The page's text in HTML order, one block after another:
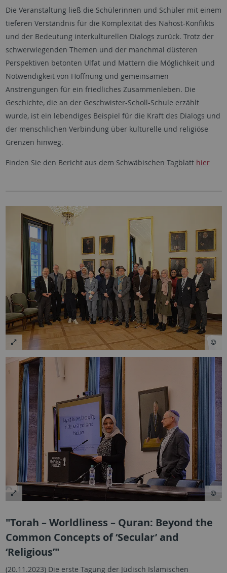
Die Veranstaltung ließ die Schülerinnen und Schüler mit einem
tieferen Verständnis für die Komplexität des Nahost-Konflikts
und der Bedeutung interkulturellen Dialogs zurück. Trotz der
schwerwiegenden Themen und der manchmal düsteren
Perspektiven betonten Ulfat und Mattern die Möglichkeit und
Notwendigkeit von Hoffnung und gemeinsamen
Anstrengungen für ein friedliches Zusammenleben. Die
Geschichte, die an der Geschwister-Scholl-Schule erzählt
wurde, ist ein lebendiges Beispiel für die Kraft des Dialogs und
der menschlichen Verbindung über kulturelle und religiöse
Grenzen hinweg.
Finden Sie den Bericht aus dem Schwäbischen Tagblatt hier
"Torah – Worldliness – Quran: Beyond the
Common Concepts of ‘Secular’ and
‘Religious’"
(20.11.2023) Die erste Tagung der Jüdisch Islamischen